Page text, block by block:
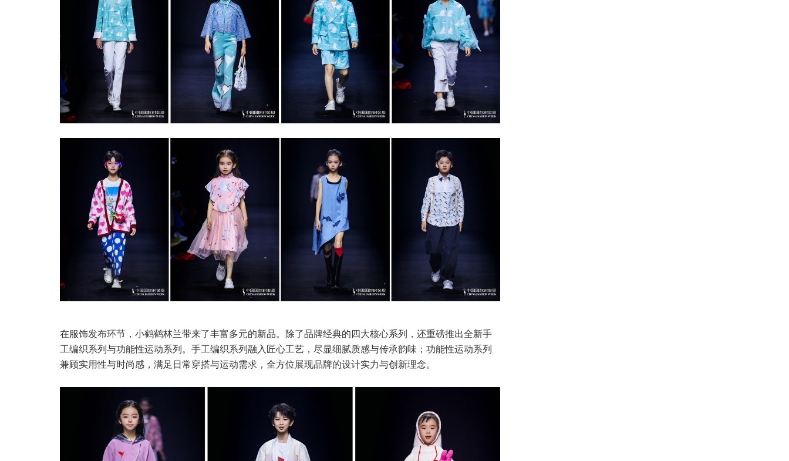
在服饰发布环节，小鹤鹤林兰带来了丰富多元的新品。除了品牌经典的四大核心系列，还重磅推出全新手
工编织系列与功能性运动系列。手工编织系列融入匠心工艺，尽显细腻质感与传承韵味；功能性运动系列
兼顾实用性与时尚感，满足日常穿搭与运动需求，全方位展现品牌的设计实力与创新理念。